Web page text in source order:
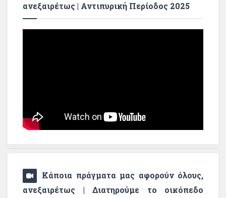
ανεξαιρέτως | Αντιπυρική Περίοδος 2025
Κάποια πράγματα μας αφορούν όλους,
ανεξαιρέτως | Διατηρούμε το οικόπεδο